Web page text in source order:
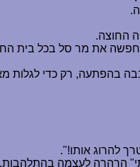
החוצה.
את מר סל בכל בית
בהפתעה, רק כדי
להרוג אותו!".
הרהרה לעצמה בהתלהבות.